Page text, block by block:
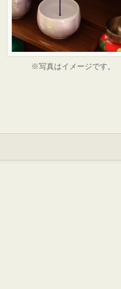
※写真はイメージです。